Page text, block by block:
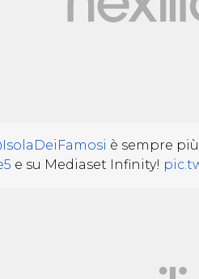
è sempre
e su Mediaset Infinity!